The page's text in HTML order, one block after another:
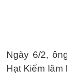
Ngày 6/2,
Hạt Kiểm lâm